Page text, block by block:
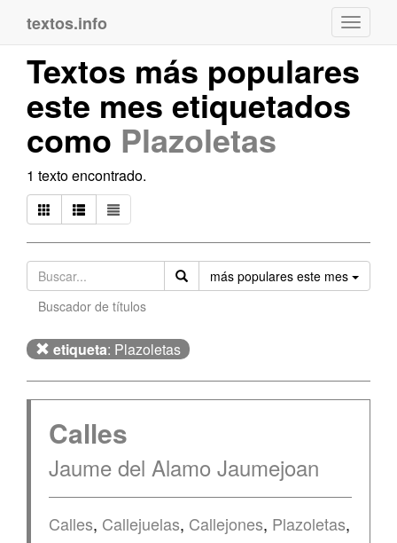
textos.info
Textos más populares
este mes etiquetados
como Plazoletas
1 texto encontrado.
más populares este mes
Buscador de títulos
etiqueta: Plazoletas
Calles
Jaume del Alamo Jaumejoan
Calles, Callejuelas, Callejones, Plazoletas,